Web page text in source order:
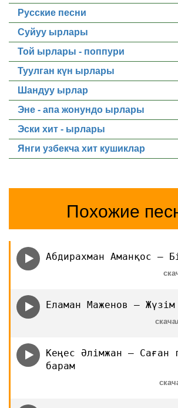
Русские песни
Суйуу ырлары
Той ырлары - поппури
Туулган күн ырлары
Шандуу ырлар
Эне - апа жонундо ырлары
Эски хит - ырлары
Янги узбекча хит кушиклар
Похожие
Абдирахман Аманқос —
Еламан Маженов —
Кеңес Әлімжан — Саған
барам